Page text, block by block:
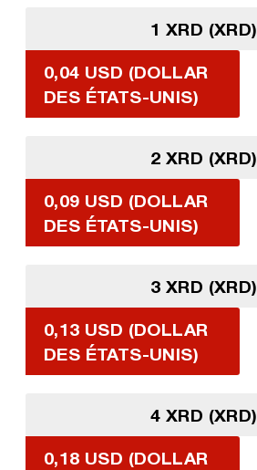
1 XRD (XRD)
0,04 USD (DOLLAR
DES ÉTATS-UNIS)
2 XRD (XRD)
0,09 USD (DOLLAR
DES ÉTATS-UNIS)
3 XRD (XRD)
0,13 USD (DOLLAR
DES ÉTATS-UNIS)
4 XRD (XRD)
0,18 USD (DOLLAR